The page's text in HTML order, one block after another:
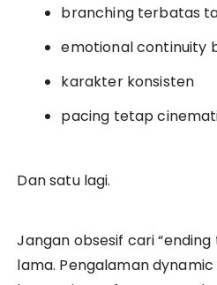
branching terbatas
emotional continuity
karakter konsisten
pacing tetap
Dan satu lagi.
Jangan obsesif cari
lama. Pengalaman